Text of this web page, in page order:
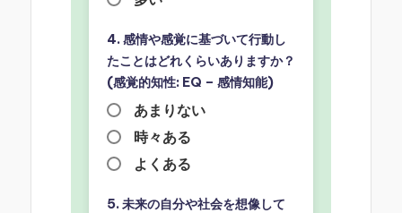
4. 感情や感覚に基づいて行動し
たことはどれくらいありますか？
(感覚的知性: EQ – 感情知能)
あまりない
時々ある
よくある
5. 未来の自分や社会を想像して